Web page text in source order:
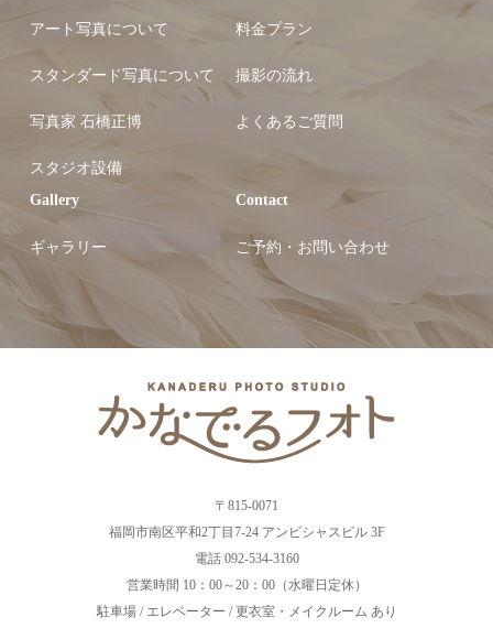
アート写真について
スタンダード写真について
写真家 石橋正博
スタジオ設備
料金プラン
撮影の流れ
よくあるご質問
Gallery
ギャラリー
Contact
ご予約・お問い合わせ
〒815-0071
福岡市南区平和2丁目7-24 アンビシャスビル 3F
電話 092-534-3160
営業時間 10：00～20：00（水曜日定休）
駐車場 / エレベーター / 更衣室・メイクルーム あり